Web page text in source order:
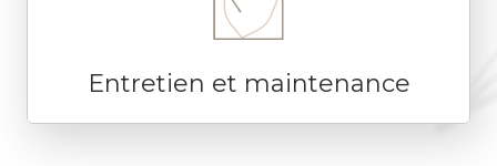
Entretien et maintenance